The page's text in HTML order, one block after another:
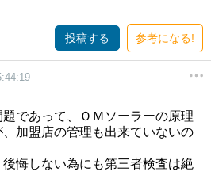
投稿する 参考になる!
であって、ＯＭソーラーの原理
加盟店の管理も出来ていないの
悔しない為にも第三者検査は絶